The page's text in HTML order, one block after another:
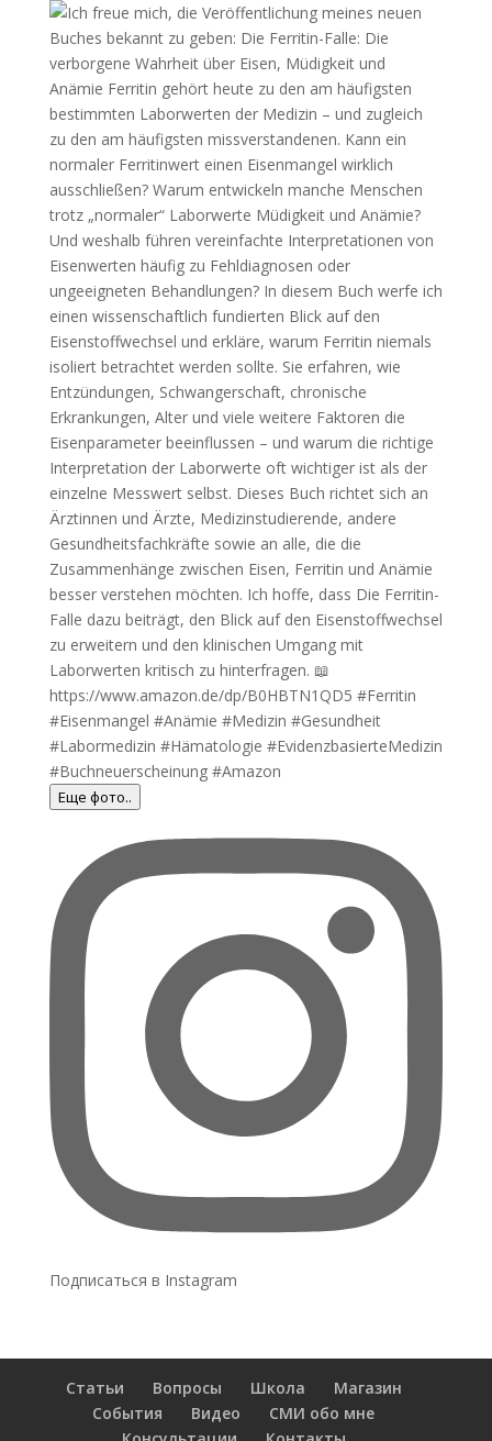
Еще фото..
Подписаться в Instagram
Статьи Вопросы Школа
Магазин
События
Видео
СМИ обо мне